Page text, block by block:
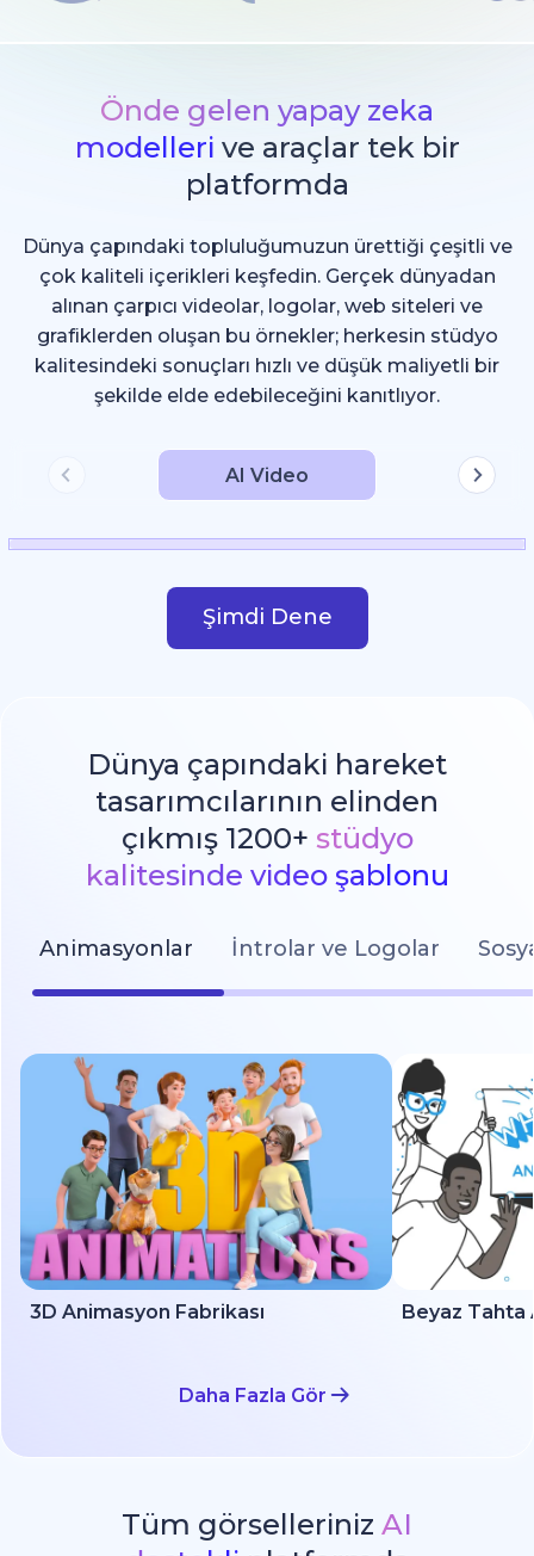
Önde gelen yapay zeka
modelleri ve araçlar tek bir
platformda
Dünya çapındaki topluluğumuzun ürettiği çeşitli ve
çok kaliteli içerikleri keşfedin. Gerçek dünyadan
alınan çarpıcı videolar, logolar, web siteleri ve
grafiklerden oluşan bu örnekler; herkesin stüdyo
kalitesindeki sonuçları hızlı ve düşük maliyetli bir
şekilde elde edebileceğini kanıtlıyor.
AI Video
Şimdi Dene
Dünya çapındaki hareket
tasarımcılarının elinden
çıkmış 1200+ stüdyo
kalitesinde video şablonu
Animasyonlar İntrolar ve Logolar
3D Animasyon Fabrikası Beyaz Tahta
Daha Fazla Gör
Tüm görselleriniz AI